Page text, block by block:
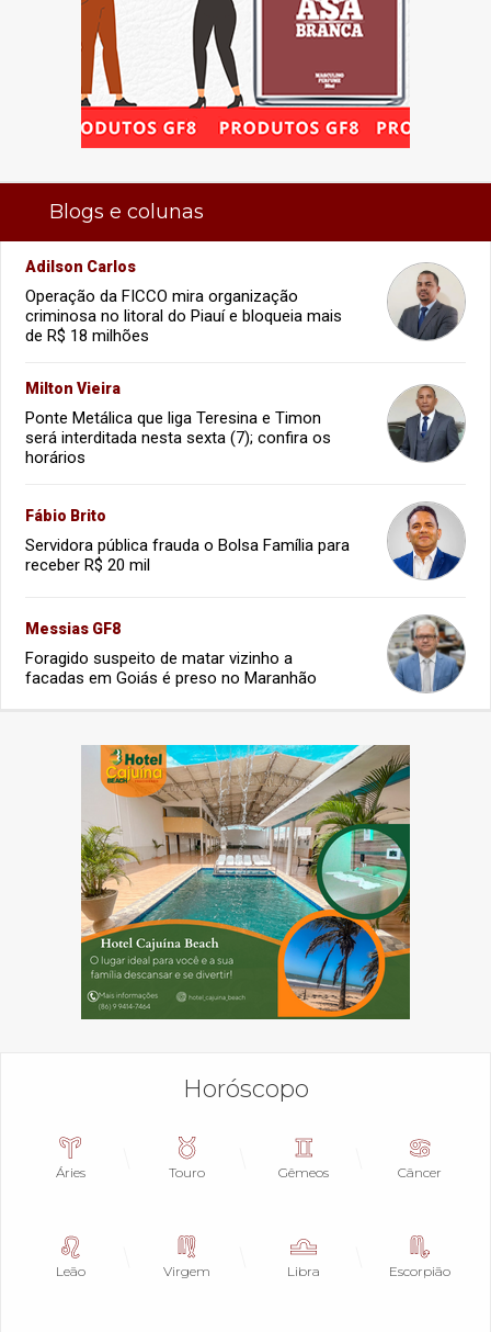
Blogs e colunas
Adilson Carlos
Operação da FICCO mira organização
criminosa no litoral do Piauí e bloqueia mais
de R$ 18 milhões
Milton Vieira
Ponte Metálica que liga Teresina e Timon
será interditada nesta sexta (7); confira os
horários
Fábio Brito
Servidora pública frauda o Bolsa Família para
receber R$ 20 mil
Messias GF8
Foragido suspeito de matar vizinho a
facadas em Goiás é preso no Maranhão
Horóscopo
Áries Touro Gêmeos Câncer
Leão Virgem Libra Escorpião